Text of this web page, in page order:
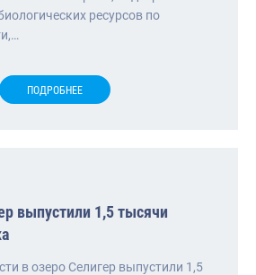
ресурсов по
ПОДРОБНЕЕ
выпустили 1,5 тысячи
в озеро Селигер выпустили 1,5